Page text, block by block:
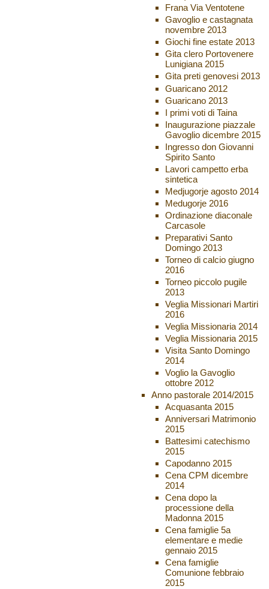
Frana Via Ventotene
Gavoglio e castagnata
novembre 2013
Giochi fine estate 2013
Gita clero Portovenere
Lunigiana 2015
Gita preti genovesi 2013
Guaricano 2012
Guaricano 2013
I primi voti di Taina
Inaugurazione piazzale
Gavoglio dicembre 2015
Ingresso don Giovanni
Spirito Santo
Lavori campetto erba
sintetica
Medjugorje agosto 2014
Medugorje 2016
Ordinazione diaconale
Carcasole
Preparativi Santo
Domingo 2013
Torneo di calcio giugno
2016
Torneo piccolo pugile
2013
Veglia Missionari Martiri
2016
Veglia Missionaria 2014
Veglia Missionaria 2015
Visita Santo Domingo
2014
Voglio la Gavoglio
ottobre 2012
Anno pastorale 2014/2015
Acquasanta 2015
Anniversari Matrimonio
2015
Battesimi catechismo
2015
Capodanno 2015
Cena CPM dicembre
2014
Cena dopo la
processione della
Madonna 2015
Cena famiglie 5a
elementare e medie
gennaio 2015
Cena famiglie
Comunione febbraio
2015